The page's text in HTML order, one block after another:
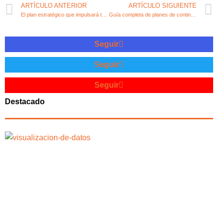
ARTÍCULO ANTERIOR ARTÍCULO SIGUIENTE
Guía completa de planes de contingencia para emprendedores
Seguir
Seguir
Seguir
Destacado